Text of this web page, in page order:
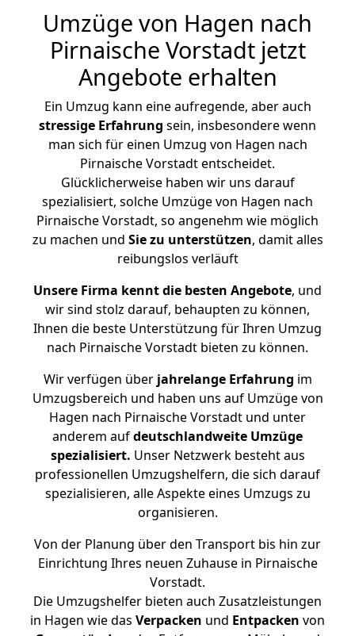
Umzüge von Hagen nach
Pirnaische Vorstadt jetzt
Angebote erhalten
Ein Umzug kann eine aufregende, aber auch
stressige Erfahrung sein, insbesondere wenn
man sich für einen Umzug von Hagen nach
Pirnaische Vorstadt entscheidet.
Glücklicherweise haben wir uns darauf
spezialisiert, solche Umzüge von Hagen nach
Pirnaische Vorstadt, so angenehm wie möglich
zu machen und Sie zu unterstützen, damit alles
reibungslos verläuft
Unsere Firma kennt die besten Angebote, und
wir sind stolz darauf, behaupten zu können,
Ihnen die beste Unterstützung für Ihren Umzug
nach Pirnaische Vorstadt bieten zu können.
Wir verfügen überjahrelange Erfahrung im
Umzugsbereich und haben uns auf Umzüge von
Hagen nach Pirnaische Vorstadt und unter
anderem aufdeutschlandweite Umzüge
spezialisiert. Unser Netzwerk besteht aus
professionellen Umzugshelfern, die sich darauf
spezialisieren, alle Aspekte eines Umzugs zu
organisieren.
Von der Planung über den Transport bis hin zur
Einrichtung Ihres neuen Zuhause in Pirnaische
Vorstadt.
Die Umzugshelfer bieten auch Zusatzleistungen
in Hagen wie das Verpacken und Entpacken von